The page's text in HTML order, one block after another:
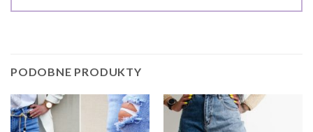
PODOBNE PRODUKTY